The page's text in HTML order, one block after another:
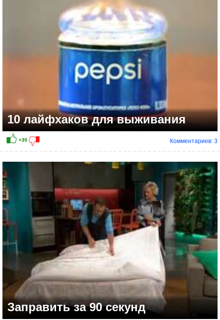
10 лайфхаков для выживания
Комментариев: 3
Заправить за 90 секунд